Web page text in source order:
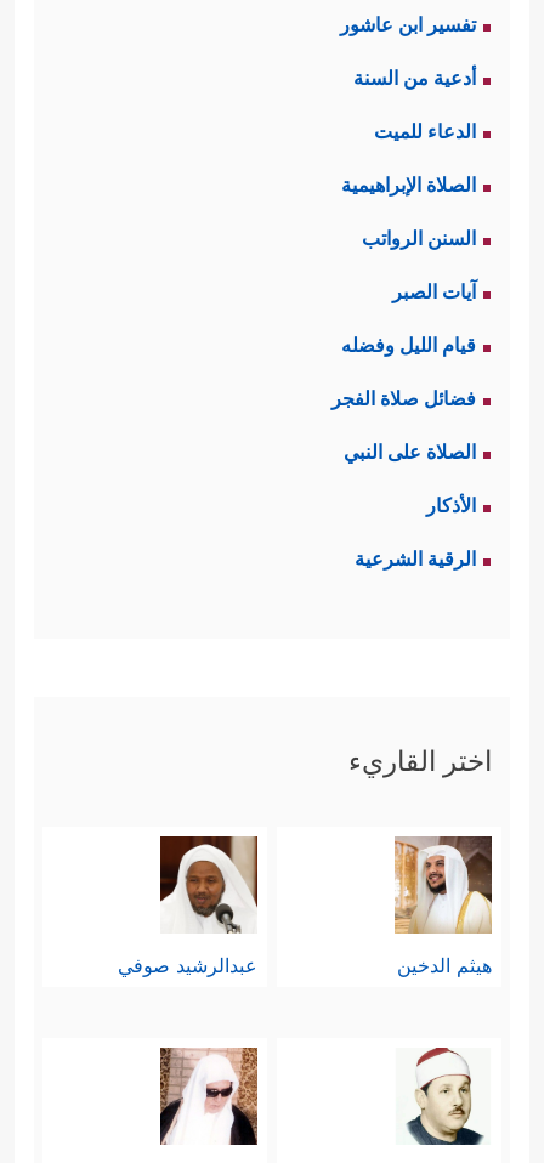
تفسير ابن عاشور
أدعية من السنة
الدعاء للميت
الصلاة الإبراهيمية
السنن الرواتب
آيات الصبر
قيام الليل وفضله
فضائل صلاة الفجر
الصلاة على النبي
الأذكار
الرقية الشرعية
اختر القاريء
هيثم الدخين عبدالرشيد صوفي